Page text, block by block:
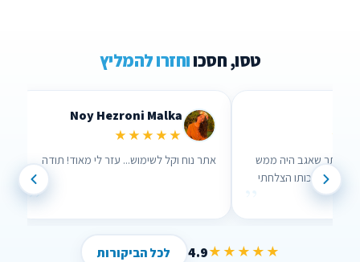
טסו, חסכווחזרו להמליץ
Lidor Levi
★★★★★
ערכתי השוואה דרך האתר שאגב היה ממש
נוח לשימוש וממש עזר לי , בזכותו הצלחתי
”
שבאמת אכפת להם!
★★★★★
4.9 לכל הביקורות